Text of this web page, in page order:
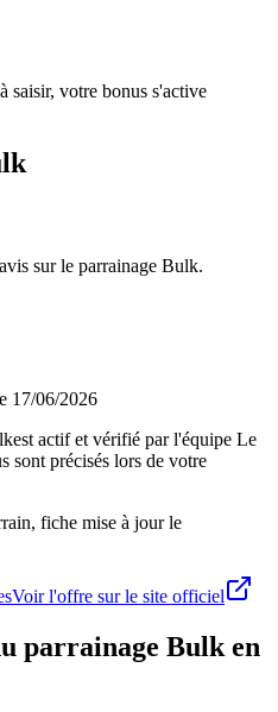
saisir, votre bonus s'active
sur le parrainage Bulk.
17/06/2026
est actif et vérifié par l'équipe Le
sont précisés lors de votre
fiche mise à jour le
Voir l'offre sur le site officiel
parrainage Bulk en